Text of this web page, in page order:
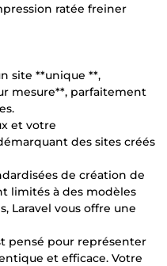
ratée freiner
site **unique **,
mesure**, parfaitement
et votre
des sites créés
de création de
limités à des modèles
Laravel vous offre une
pensé pour représenter
et efficace. Votre